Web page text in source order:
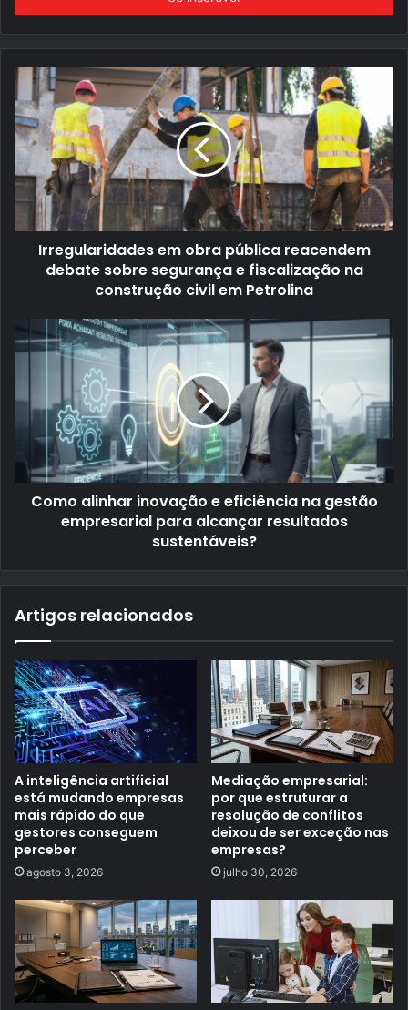
de
Irregularidades em obra pública reacendem
debate sobre segurança e fiscalização na
construção civil em Petrolina
Como alinhar inovação e eficiência na gestão
empresarial para alcançar resultados
sustentáveis?
Artigos relacionados
A inteligência artificial
está mudando empresas
mais rápido do que
gestores conseguem
perceber
agosto 3, 2026
Mediação empresarial:
por que estruturar a
resolução de conflitos
deixou de ser exceção nas
empresas?
julho 30, 2026